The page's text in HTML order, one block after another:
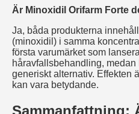
Är Minoxidil Orifarm Forte
Ja, båda produkterna
(minoxidil) i samma
första varumärket som
håravfallsbehandling,
generiskt alternativ. Effekten
kan vara betydande.
Sammanfattning: